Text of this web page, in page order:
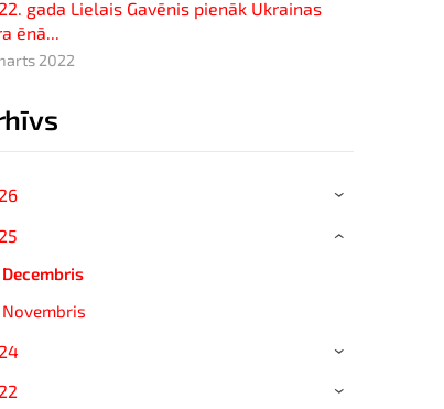
gada Lielais Gavēnis pienāk Ukrainas
ēnā...
2022
›
Decembris
Novembris
›
›
›